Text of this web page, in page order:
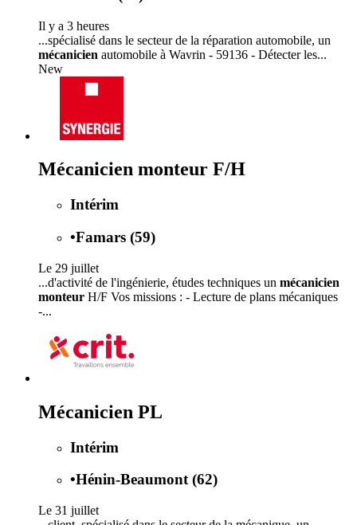
Il y a 3 heures
...spécialisé dans le secteur de la réparation automobile, un
mécanicien automobile à Wavrin - 59136 - Détecter les...
New
Mécanicien monteur F/H
Intérim
•Famars (59)
Le 29 juillet
...d'activité de l'ingénierie, études techniques un mécanicien
monteur H/F Vos missions : - Lecture de plans mécaniques
-...
Mécanicien PL
Intérim
•Hénin-Beaumont (62)
Le 31 juillet